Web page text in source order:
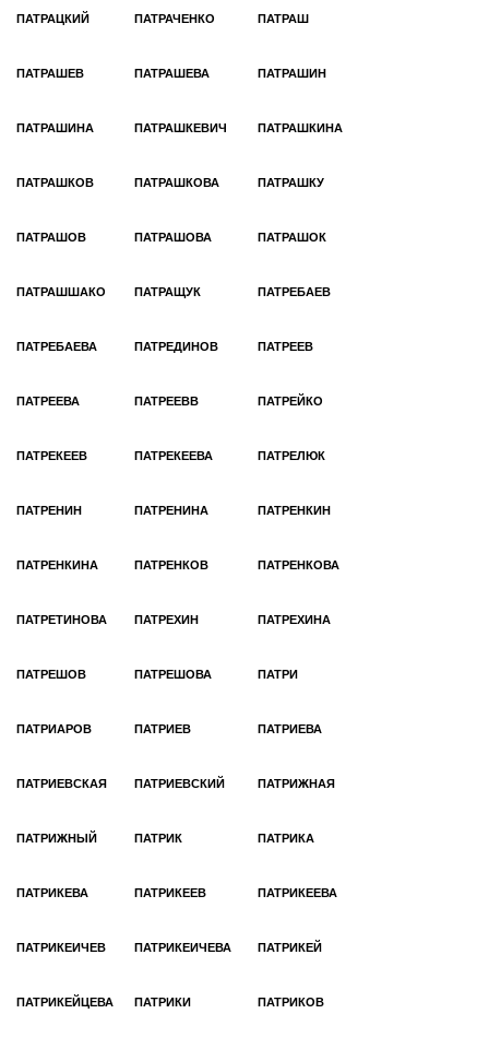
ПАТРАЦКИЙ ПАТРАЧЕНКО ПАТРАШ
ПАТРАШЕВ ПАТРАШЕВА ПАТРАШИН
ПАТРАШИНА ПАТРАШКЕВИЧ ПАТРАШКИНА
ПАТРАШКОВ ПАТРАШКОВА ПАТРАШКУ
ПАТРАШОВ ПАТРАШОВА ПАТРАШОК
ПАТРАШШАКО ПАТРАЩУК ПАТРЕБАЕВ
ПАТРЕБАЕВА ПАТРЕДИНОВ ПАТРЕЕВ
ПАТРЕЕВА ПАТРЕЕВВ ПАТРЕЙКО
ПАТРЕКЕЕВ ПАТРЕКЕЕВА ПАТРЕЛЮК
ПАТРЕНИН ПАТРЕНИНА ПАТРЕНКИН
ПАТРЕНКИНА ПАТРЕНКОВ ПАТРЕНКОВА
ПАТРЕТИНОВА ПАТРЕХИН ПАТРЕХИНА
ПАТРЕШОВ ПАТРЕШОВА ПАТРИ
ПАТРИАРОВ ПАТРИЕВ ПАТРИЕВА
ПАТРИЕВСКАЯ ПАТРИЕВСКИЙ ПАТРИЖНАЯ
ПАТРИЖНЫЙ ПАТРИК ПАТРИКА
ПАТРИКЕВА ПАТРИКЕЕВ ПАТРИКЕЕВА
ПАТРИКЕИЧЕВ ПАТРИКЕИЧЕВА ПАТРИКЕЙ
ПАТРИКЕЙЦЕВА ПАТРИКИ ПАТРИКОВ